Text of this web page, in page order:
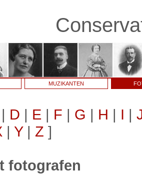
MUZIKANTEN
| D | E | F | G | H | I |
| Y| Z ]
fotografen